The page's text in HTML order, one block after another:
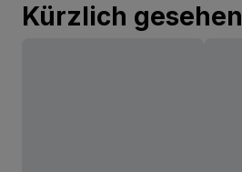
Kürzlich gesehen